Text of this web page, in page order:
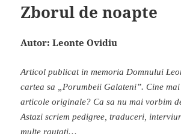
Zborul de noapte
Autor: Leonte Ovidiu
Articol publicat in memoria Domnului
cartea sa „Porumbeii Galateni”. Cine
articole originale? Ca sa nu mai vorbim
Astazi scriem pedigree, traduceri,
multe rautati…